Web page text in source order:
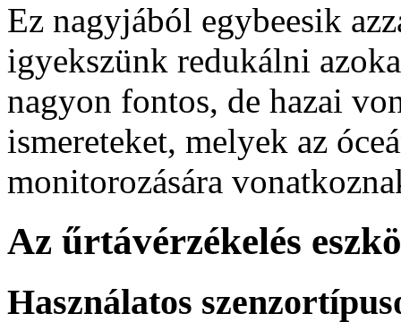
Ez nagyjából egybeesik
igyekszünk redukálni
nagyon fontos, de hazai
ismereteket, melyek az
monitorozására
Az űrtávérzékelés
Használatos